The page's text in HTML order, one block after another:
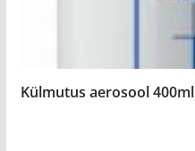
Külmutus aerosool 400ml